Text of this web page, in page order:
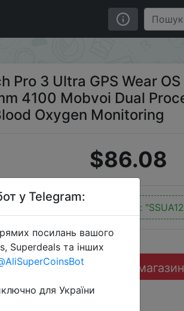
4100 Mobvoi Dual Processor System
Pro 3 Ultra GPS Wear
4100 Mobvoi Dual
Oxygen Monitoring
$86.08
Промокод:
Перейти до
у Telegram:
посилань вашого
Superdeals та інших
для України